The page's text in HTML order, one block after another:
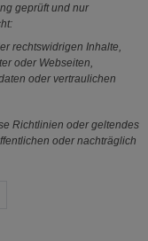
geprüft und nur
rechtswidrigen Inhalte,
oder Webseiten,
oder vertraulichen
Richtlinien oder geltendes
oder nachträglich